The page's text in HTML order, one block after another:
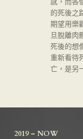
的死後之
期望用樂
旦脫離肉
死後的想
重新看待
亡，是另
2019 – NOW